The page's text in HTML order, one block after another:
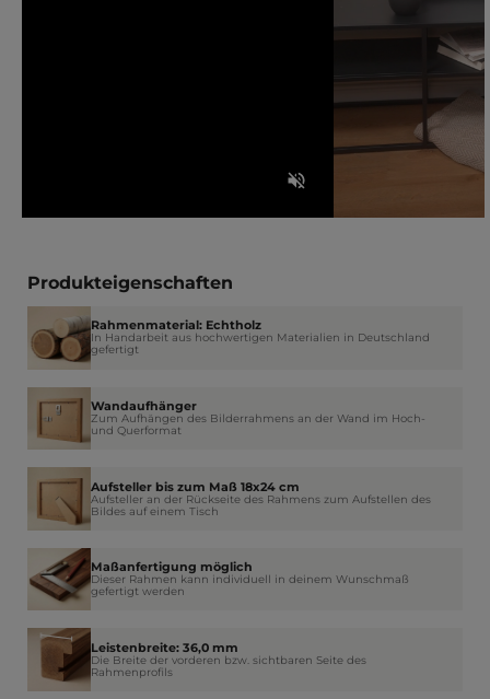
Produkteigenschaften
Rahmenmaterial: Echtholz
In Handarbeit aus hochwertigen Materialien in Deutschland
gefertigt
Wandaufhänger
Zum Aufhängen des Bilderrahmens an der Wand im Hoch-
und Querformat
Aufsteller bis zum Maß 18x24 cm
Aufsteller an der Rückseite des Rahmens zum Aufstellen des
Bildes auf einem Tisch
Maßanfertigung möglich
Dieser Rahmen kann individuell in deinem Wunschmaß
gefertigt werden
Leistenbreite: 36,0 mm
Die Breite der vorderen bzw. sichtbaren Seite des
Rahmenprofils